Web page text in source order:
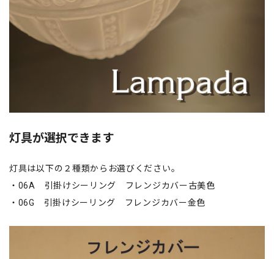
灯具が選択できます
灯具は以下の２種類からお選びください。
・06A 引掛けシーリング フレンジカバー古美色
・06G 引掛けシーリング フレンジカバー金色